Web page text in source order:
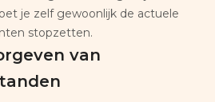
je zelf gewoonlijk de actuele
stopzetten.
van